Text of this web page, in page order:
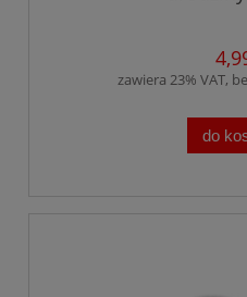
zawiera 23% VAT,
do